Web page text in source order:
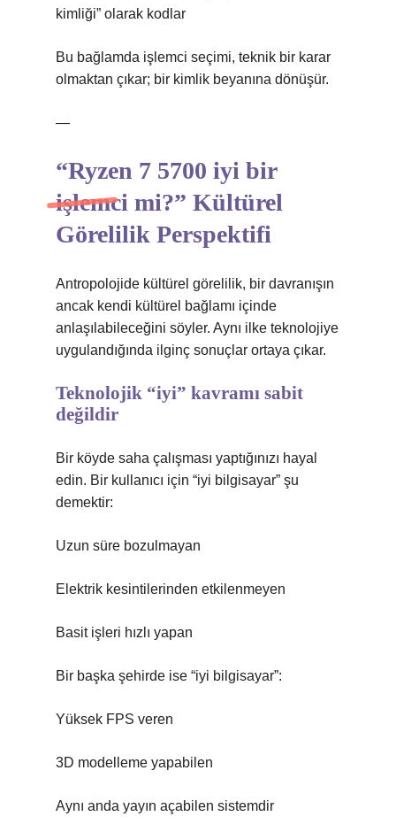
kimliği” olarak kodlar
Bu bağlamda işlemci seçimi, teknik bir karar
olmaktan çıkar; bir kimlik beyanına dönüşür.
—
“Ryzen 7 5700 iyi bir
işlemci mi?” Kültürel
Görelilik Perspektifi
Antropolojide kültürel görelilik, bir davranışın
ancak kendi kültürel bağlamı içinde
anlaşılabileceğini söyler. Aynı ilke teknolojiye
uygulandığında ilginç sonuçlar ortaya çıkar.
Teknolojik “iyi” kavramı sabit
değildir
Bir köyde saha çalışması yaptığınızı hayal
edin. Bir kullanıcı için “iyi bilgisayar” şu
demektir:
Uzun süre bozulmayan
Elektrik kesintilerinden etkilenmeyen
Basit işleri hızlı yapan
Bir başka şehirde ise “iyi bilgisayar”:
Yüksek FPS veren
3D modelleme yapabilen
Aynı anda yayın açabilen sistemdir